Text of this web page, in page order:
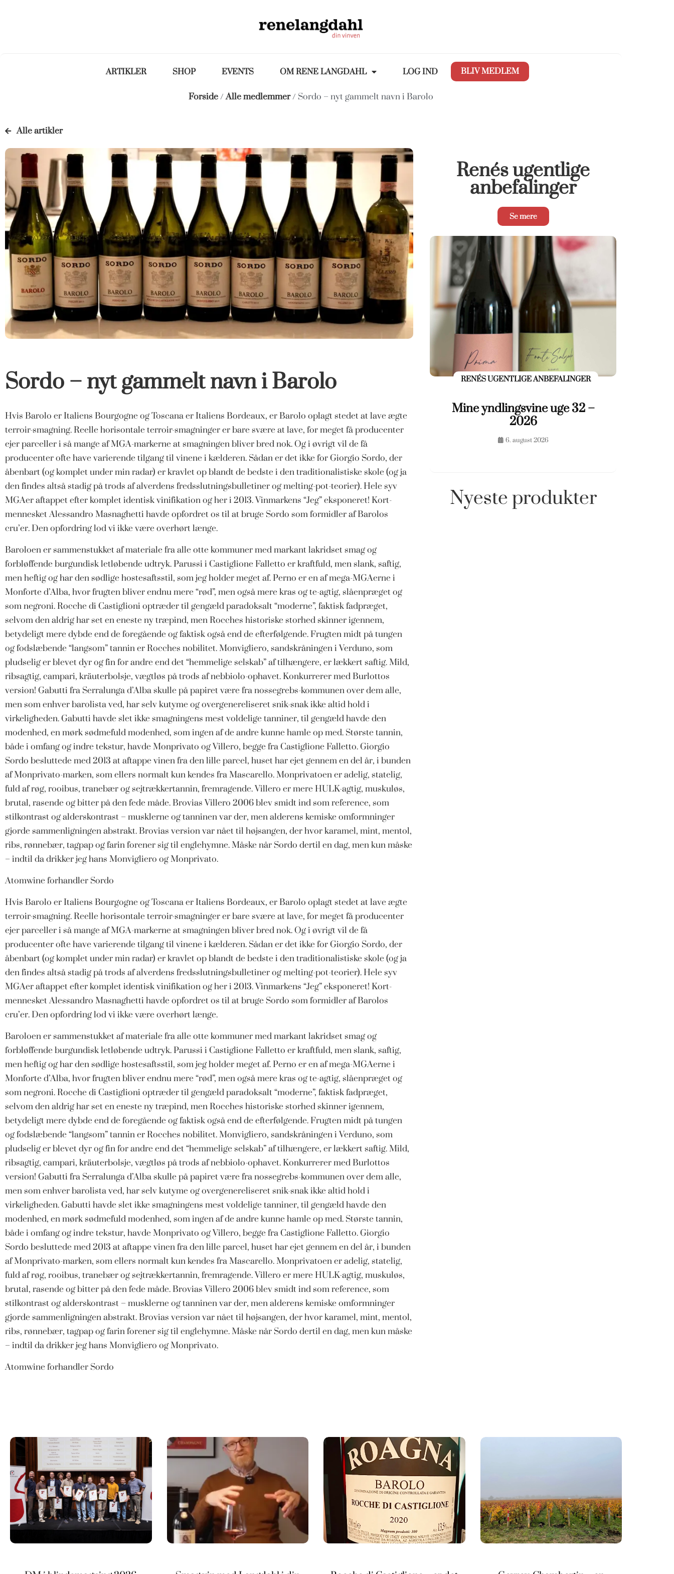
ARTIKLER SHOP EVENTS OM RENE LANGDAHL LOG IND BLIV MEDLEM
Forside/Alle medlemmer/ Sordo – nyt gammelt navn i Barolo
Alle artikler
Sordo – nyt gammelt navn i Barolo
Hvis Barolo er Italiens Bourgogne og Toscana er Italiens Bordeaux, er Barolo oplagt stedet at lave ægte
terroir-smagning. Reelle horisontale terroir-smagninger er bare svære at lave, for meget få producenter
ejer parceller i så mange af MGA-markerne at smagningen bliver bred nok. Og i øvrigt vil de få
producenter ofte have varierende tilgang til vinene i kælderen. Sådan er det ikke for Giorgio Sordo, der
åbenbart (og komplet under min radar) er kravlet op blandt de bedste i den traditionalistiske skole (og ja
den findes altså stadig på trods af alverdens fredsslutningsbulletiner og melting-pot-teorier). Hele syv
MGAer aftappet efter komplet identisk vinifikation og her i 2013. Vinmarkens “Jeg” eksponeret! Kort-
mennesket Alessandro Masnaghetti havde opfordret os til at bruge Sordo som formidler af Barolos
cru’er. Den opfordring lod vi ikke være overhørt længe.
Baroloen er sammenstukket af materiale fra alle otte kommuner med markant lakridset smag og
forbløffende burgundisk letløbende udtryk. Parussi i Castiglione Falletto er kraftfuld, men slank, saftig,
men heftig og har den sødlige hostesaftsstil, som jeg holder meget af. Perno er en af mega-MGAerne i
Monforte d’Alba, hvor frugten bliver endnu mere “rød”, men også mere kras og te-agtig, slåenpræget og
som negroni. Rocche di Castiglioni optræder til gengæld paradoksalt “moderne”, faktisk fadpræget,
selvom den aldrig har set en eneste ny træpind, men Rocches historiske storhed skinner igennem,
betydeligt mere dybde end de foregående og faktisk også end de efterfølgende. Frugten midt på tungen
og fodslæbende “langsom” tannin er Rocches nobilitet. Monvigliero, sandskråningen i Verduno, som
pludselig er blevet dyr og fin for andre end det “hemmelige selskab” af tilhængere, er lækkert saftig. Mild,
ribsagtig, campari, kräuterbolsje, vægtløs på trods af nebbiolo-ophavet. Konkurrerer med Burlottos
version! Gabutti fra Serralunga d’Alba skulle på papiret være fra nossegrebs-kommunen over dem alle,
men som enhver barolista ved, har selv kutyme og overgenereliseret snik-snak ikke altid hold i
virkeligheden. Gabutti havde slet ikke smagningens mest voldelige tanniner, til gengæld havde den
modenhed, en mørk sødmefuld modenhed, som ingen af de andre kunne hamle op med. Største tannin,
både i omfang og indre tekstur, havde Monprivato og Villero, begge fra Castiglione Falletto. Giorgio
Sordo besluttede med 2013 at aftappe vinen fra den lille parcel, huset har ejet gennem en del år, i bunden
af Monprivato-marken, som ellers normalt kun kendes fra Mascarello. Monprivatoen er adelig, statelig,
fuld af røg, rooibus, tranebær og sejtrækkertannin, fremragende. Villero er mere HULK-agtig, muskuløs,
brutal, rasende og bitter på den fede måde. Brovias Villero 2006 blev smidt ind som reference, som
stilkontrast og alderskontrast – musklerne og tanninen var der, men alderens kemiske omformninger
gjorde sammenligningen abstrakt. Brovias version var nået til højsangen, der hvor karamel, mint, mentol,
ribs, rønnebær, tagpap og farin forener sig til englehymne. Måske når Sordo dertil en dag, men kun måske
– indtil da drikker jeg hans Monvigliero og Monprivato.
Atomwine forhandler Sordo
Hvis Barolo er Italiens Bourgogne og Toscana er Italiens Bordeaux, er Barolo oplagt stedet at lave ægte
terroir-smagning. Reelle horisontale terroir-smagninger er bare svære at lave, for meget få producenter
ejer parceller i så mange af MGA-markerne at smagningen bliver bred nok. Og i øvrigt vil de få
producenter ofte have varierende tilgang til vinene i kælderen. Sådan er det ikke for Giorgio Sordo, der
åbenbart (og komplet under min radar) er kravlet op blandt de bedste i den traditionalistiske skole (og ja
den findes altså stadig på trods af alverdens fredsslutningsbulletiner og melting-pot-teorier). Hele syv
MGAer aftappet efter komplet identisk vinifikation og her i 2013. Vinmarkens “Jeg” eksponeret! Kort-
mennesket Alessandro Masnaghetti havde opfordret os til at bruge Sordo som formidler af Barolos
cru’er. Den opfordring lod vi ikke være overhørt længe.
Baroloen er sammenstukket af materiale fra alle otte kommuner med markant lakridset smag og
forbløffende burgundisk letløbende udtryk. Parussi i Castiglione Falletto er kraftfuld, men slank, saftig,
men heftig og har den sødlige hostesaftsstil, som jeg holder meget af. Perno er en af mega-MGAerne i
Monforte d’Alba, hvor frugten bliver endnu mere “rød”, men også mere kras og te-agtig, slåenpræget og
som negroni. Rocche di Castiglioni optræder til gengæld paradoksalt “moderne”, faktisk fadpræget,
selvom den aldrig har set en eneste ny træpind, men Rocches historiske storhed skinner igennem,
betydeligt mere dybde end de foregående og faktisk også end de efterfølgende. Frugten midt på tungen
og fodslæbende “langsom” tannin er Rocches nobilitet. Monvigliero, sandskråningen i Verduno, som
pludselig er blevet dyr og fin for andre end det “hemmelige selskab” af tilhængere, er lækkert saftig. Mild,
ribsagtig, campari, kräuterbolsje, vægtløs på trods af nebbiolo-ophavet. Konkurrerer med Burlottos
version! Gabutti fra Serralunga d’Alba skulle på papiret være fra nossegrebs-kommunen over dem alle,
men som enhver barolista ved, har selv kutyme og overgenereliseret snik-snak ikke altid hold i
virkeligheden. Gabutti havde slet ikke smagningens mest voldelige tanniner, til gengæld havde den
modenhed, en mørk sødmefuld modenhed, som ingen af de andre kunne hamle op med. Største tannin,
både i omfang og indre tekstur, havde Monprivato og Villero, begge fra Castiglione Falletto. Giorgio
Sordo besluttede med 2013 at aftappe vinen fra den lille parcel, huset har ejet gennem en del år, i bunden
af Monprivato-marken, som ellers normalt kun kendes fra Mascarello. Monprivatoen er adelig, statelig,
fuld af røg, rooibus, tranebær og sejtrækkertannin, fremragende. Villero er mere HULK-agtig, muskuløs,
brutal, rasende og bitter på den fede måde. Brovias Villero 2006 blev smidt ind som reference, som
stilkontrast og alderskontrast – musklerne og tanninen var der, men alderens kemiske omformninger
gjorde sammenligningen abstrakt. Brovias version var nået til højsangen, der hvor karamel, mint, mentol,
ribs, rønnebær, tagpap og farin forener sig til englehymne. Måske når Sordo dertil en dag, men kun måske
– indtil da drikker jeg hans Monvigliero og Monprivato.
Atomwine forhandler Sordo
Renés ugentlige
anbefalinger
Se mere
RENÉS UGENTLIGE ANBEFALINGER
Mine yndlingsvine uge 32 –
2026
6. august 2026
Nyeste produkter